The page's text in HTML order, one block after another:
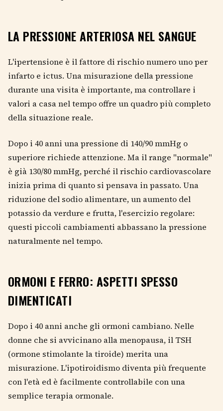
LA PRESSIONE ARTERIOSA NEL SANGUE
L'ipertensione è il fattore di rischio numero uno per
infarto e ictus. Una misurazione della pressione
durante una visita è importante, ma controllare i
valori a casa nel tempo offre un quadro più completo
della situazione reale.
Dopo i 40 anni una pressione di 140/90 mmHg o
superiore richiede attenzione. Ma il range "normale"
è già 130/80 mmHg, perché il rischio cardiovascolare
inizia prima di quanto si pensava in passato. Una
riduzione del sodio alimentare, un aumento del
potassio da verdure e frutta, l'esercizio regolare:
questi piccoli cambiamenti abbassano la pressione
naturalmente nel tempo.
ORMONI E FERRO: ASPETTI SPESSO
DIMENTICATI
Dopo i 40 anni anche gli ormoni cambiano. Nelle
donne che si avvicinano alla menopausa, il TSH
(ormone stimolante la tiroide) merita una
misurazione. L'ipotiroidismo diventa più frequente
con l'età ed è facilmente controllabile con una
semplice terapia ormonale.